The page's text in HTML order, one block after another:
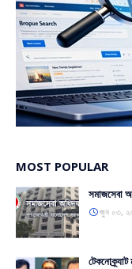
MOST POPULAR
সমাজসেবা
জুন ০৩,